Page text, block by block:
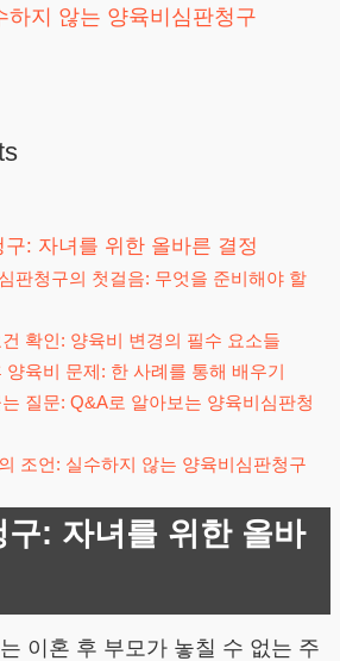
하지 않는 양육비심판청구
구: 자녀를 위한 올바른 결정
판청구의 첫걸음: 무엇을 준비해야 할
확인: 양육비 변경의 필수 요소들
양육비 문제: 한 사례를 통해 배우기
질문: Q&A로 알아보는 양육비심판청
조언: 실수하지 않는 양육비심판청구
구: 자녀를 위한 올바
이혼 후 부모가 놓칠 수 없는 주